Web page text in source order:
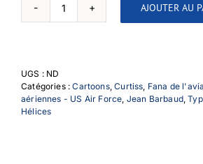
quantité
de
AJOUTER AU
UGS : ND
Catégories :Cartoons,Curtiss, Fana de
aériennes - US Air Force, Jean Barbaud,
Hélices